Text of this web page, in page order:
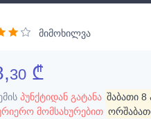
მიმოხილვა
30 ₾
პუნქტიდან გატანა შაბათი 8
მომსახურებით